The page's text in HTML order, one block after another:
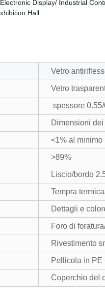
Vetro
Vetro
spessore
Dimensioni
<1% al minimo
>89%
Liscio/bordo
Tempra
Dettagli e
Foro di
Rivestimento
Pellicola in PE
Coperchio del